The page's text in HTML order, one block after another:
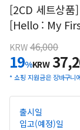
[2CD 세트상
[Hello : My
KRW 46,000
19%KRW
* 쇼핑 지원금은 장바구니
출시일
입고(예정)일